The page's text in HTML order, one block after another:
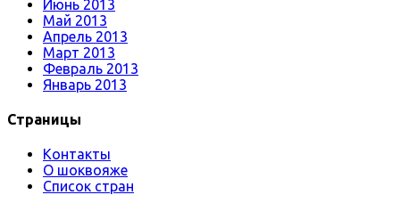
Июнь 2013
Май 2013
Апрель 2013
Март 2013
Февраль 2013
Январь 2013
Страницы
Контакты
О шоквояже
Список стран